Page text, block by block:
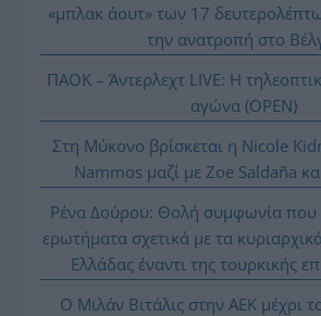
«μπλακ άουτ» των 17
την ανατροπή στο
ΠΑΟΚ – Άντερλεχτ LIVE: Η
αγώνα (OPEN)
Στη Μύκονο βρίσκεται η Nicole
Nammos μαζί με Zoe Saldaña
Ρένα Δούρου: Θολή συμφωνία που
ερωτήματα σχετικά με τα
Ελλάδας έναντι της τουρκικής
Ο Μιλάν Βιτάλις στην ΑΕΚ μέχρι